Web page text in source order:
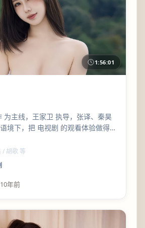
1:56:01
为主线，王家卫 执导，张译、秦昊
境下，把 电视剧 的观看体验做得
主线更锋利，值得一看。
/ 胡歌 等
10年前